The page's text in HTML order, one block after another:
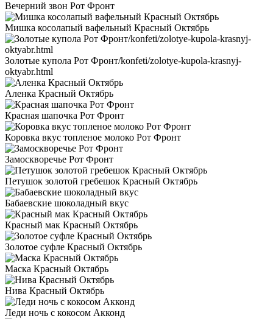
Вечерний звон Рот Фронт
Мишка косолапый вафельный Красный Октябрь
Золотые купола Рот Фронт/konfeti/zolotye-kupola-krasnyj-
oktyabr.html
Аленка Красный Октябрь
Красная шапочка Рот Фронт
Коровка вкус топленое молоко Рот Фронт
Замоскворечье Рот Фронт
Петушок золотой гребешок Красный Октябрь
Бабаевские шоколадный вкус
Красный мак Красный Октябрь
Золотое суфле Красный Октябрь
Маска Красный Октябрь
Нива Красный Октябрь
Леди ночь с кокосом Акконд